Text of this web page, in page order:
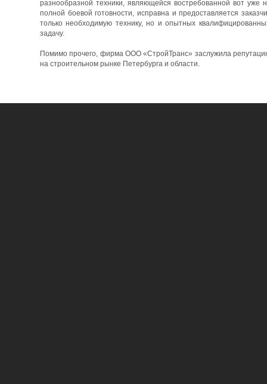
разнообразной техники, являющейся востребованной вот уже
полной боевой готовности, исправна и предоставляется
только необходимую технику, но и опытных
задачу.
Помимо прочего, фирма ООО «СтройТранс» заслужила
на строительном рынке Петербурга и области.